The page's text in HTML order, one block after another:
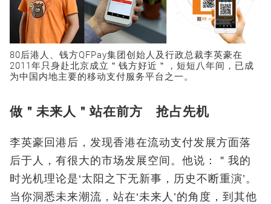
80后港人、钱方QFPay集团创始人及行政总裁李英豪在
2011年只身赴北京成立＂钱方好近＂，短短八年间，已成
为中国内地主要的移动支付服务平台之一。
做＂未来人＂站在前方 抢占先机
李英豪回港后，发现香港在流动支付发展方面落
后于人，有很大的市场发展空间。他说：＂我的
时光机理论是‘太阳之下无新事，历史不断重演’。
当你洞悉未来潮流，站在‘未来人’的角度，到其他